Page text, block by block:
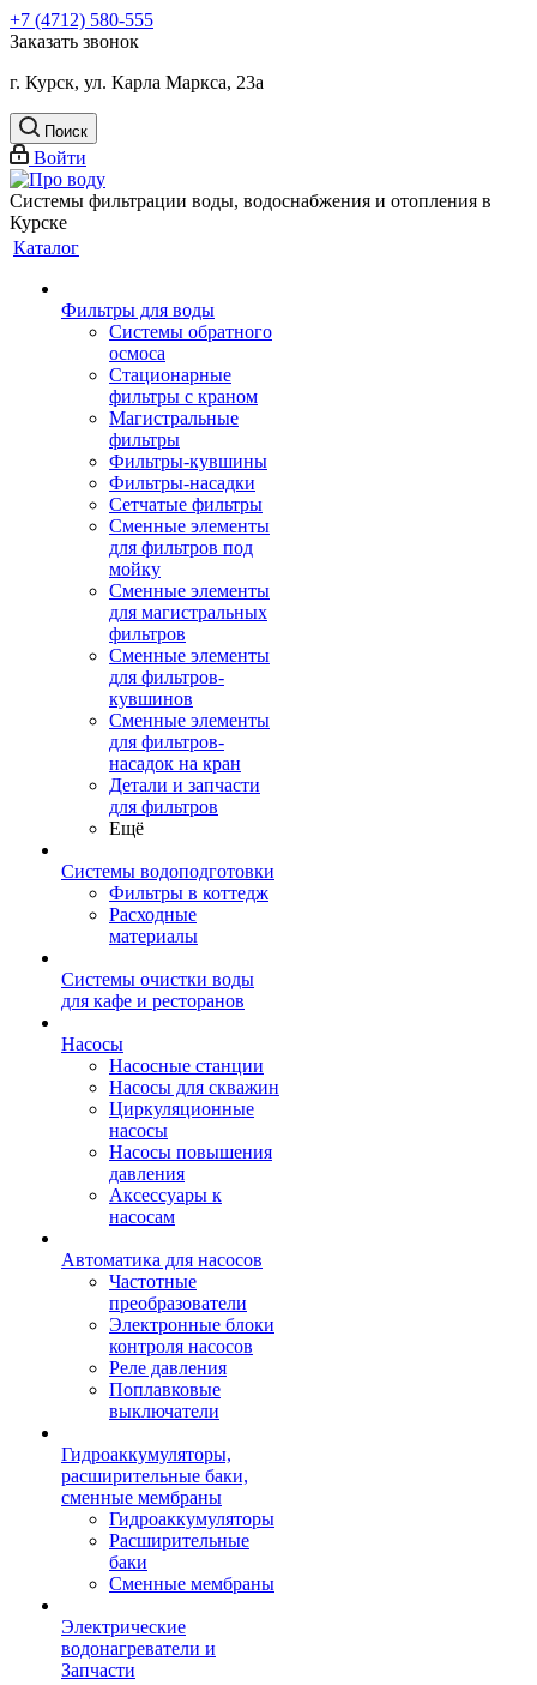
+7 (4712) 580-555
Заказать звонок
г. Курск, ул. Карла Маркса, 23а
Поиск
Войти
Системы фильтрации воды, водоснабжения и отопления в
Курске
Каталог
Фильтры для воды
Системы обратного
осмоса
Стационарные
фильтры с краном
Магистральные
фильтры
Фильтры-кувшины
Фильтры-насадки
Сетчатые фильтры
Сменные элементы
для фильтров под
мойку
Сменные элементы
для магистральных
фильтров
Сменные элементы
для фильтров-
кувшинов
Сменные элементы
для фильтров-
насадок на кран
Детали и запчасти
для фильтров
Ещё
Системы водоподготовки
Фильтры в коттедж
Расходные
материалы
Системы очистки воды
для кафе и ресторанов
Насосы
Насосные станции
Насосы для скважин
Циркуляционные
насосы
Насосы повышения
давления
Аксессуары к
насосам
Автоматика для насосов
Частотные
преобразователи
Электронные блоки
контроля насосов
Реле давления
Поплавковые
выключатели
Гидроаккумуляторы,
расширительные баки,
сменные мембраны
Гидроаккумуляторы
Расширительные
баки
Сменные мембраны
Электрические
водонагреватели и
Запчасти